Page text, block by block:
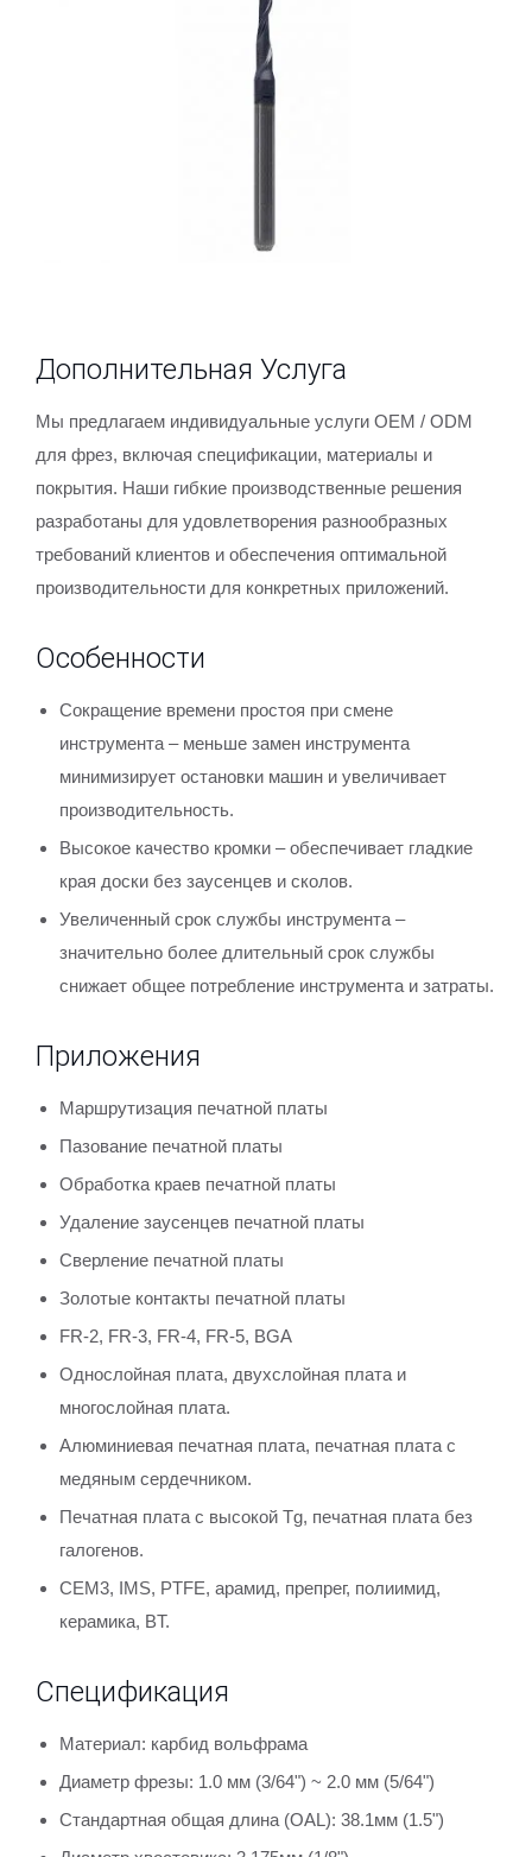
Дополнительная Услуга
Мы предлагаем индивидуальные услуги OEM / ODM
для фрез, включая спецификации, материалы и
покрытия. Наши гибкие производственные решения
разработаны для удовлетворения разнообразных
требований клиентов и обеспечения оптимальной
производительности для конкретных приложений.
Особенности
Сокращение времени простоя при смене
инструмента – меньше замен инструмента
минимизирует остановки машин и увеличивает
производительность.
Высокое качество кромки – обеспечивает гладкие
края доски без заусенцев и сколов.
Увеличенный срок службы инструмента –
значительно более длительный срок службы
снижает общее потребление инструмента и затраты.
Приложения
Маршрутизация печатной платы
Пазование печатной платы
Обработка краев печатной платы
Удаление заусенцев печатной платы
Сверление печатной платы
Золотые контакты печатной платы
FR-2, FR-3, FR-4, FR-5, BGA
Однослойная плата, двухслойная плата и
многослойная плата.
Алюминиевая печатная плата, печатная плата с
медяным сердечником.
Печатная плата с высокой Tg, печатная плата без
галогенов.
CEM3, IMS, PTFE, арамид, препрег, полиимид,
керамика, BT.
Спецификация
Материал: карбид вольфрама
Диаметр фрезы: 1.0 мм (3/64") ~ 2.0 мм (5/64")
Стандартная общая длина (OAL): 38.1мм (1.5")